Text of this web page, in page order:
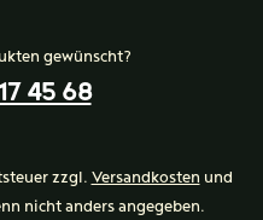
gewünscht?
45 68
zzgl. Versandkosten und
nicht anders angegeben.